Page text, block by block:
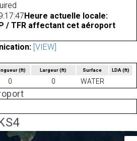
Heure actuelle locale:
/ TFR affectant cet aéroport
[VIEW]
(ft) Largeur(ft) Surface LDA(ft)
0 0 WATER